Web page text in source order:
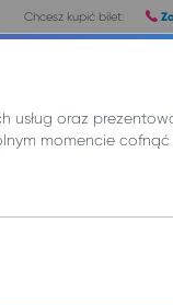
Chcesz kupić bilet:
usług oraz
momencie cofnąć